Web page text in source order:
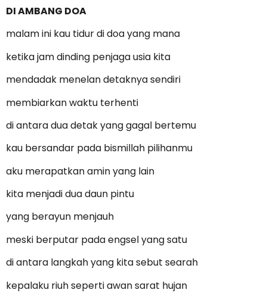
DI AMBANG DOA
malam ini kau tidur di doa yang mana
ketika jam dinding penjaga usia kita
mendadak menelan detaknya sendiri
membiarkan waktu terhenti
di antara dua detak yang gagal bertemu
kau bersandar pada bismillah pilihanmu
aku merapatkan amin yang lain
kita menjadi dua daun pintu
yang berayun menjauh
meski berputar pada engsel yang satu
di antara langkah yang kita sebut searah
kepalaku riuh seperti awan sarat hujan